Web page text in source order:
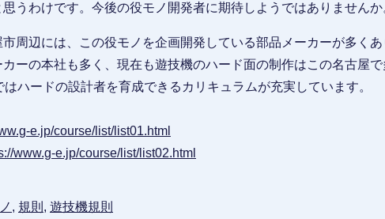
うわけです。今後の役モノ開発者に期待しようではありませんか
周辺には、この役モノを企画開発している部品メーカーが多く
ーの本社も多く、現在も遊技機のハード面の制作はこの名古屋で
ハードの設計者を育成できるカリキュラムが充実しています。
e.jp/course/list/list01.html
www.g-e.jp/course/list/list02.html
, 規則 , 遊技機規則